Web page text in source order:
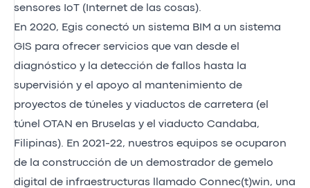
sensores IoT (Internet de las cosas).
En 2020, Egis conectó un sistema BIM a un sistema
GIS para ofrecer servicios que van desde el
diagnóstico y la detección de fallos hasta la
supervisión y el apoyo al mantenimiento de
proyectos de túneles y viaductos de carretera (el
túnel OTAN en Bruselas y el viaducto Candaba,
Filipinas). En 2021-22, nuestros equipos se ocuparon
de la construcción de un demostrador de gemelo
digital de infraestructuras llamado Connec(t)win, una